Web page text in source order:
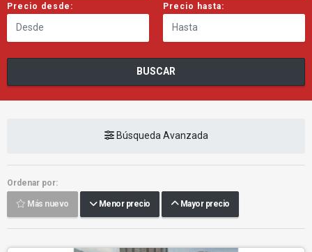
Precio desde: Precio hasta:
BUSCAR
Búsqueda Avanzada
Ordenar por:
Más nuevo Menor precio Mayor precio